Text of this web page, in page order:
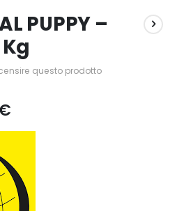
PUPPY –
questo prodotto